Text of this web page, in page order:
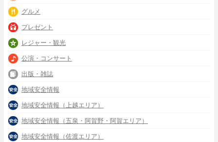
グルメ
プレゼント
レジャー・観光
公演・コンサート
出版・雑誌
地域安全情報
地域安全情報（上越エリア）
地域安全情報（五泉・阿賀野・阿賀エリア）
地域安全情報（佐渡エリア）